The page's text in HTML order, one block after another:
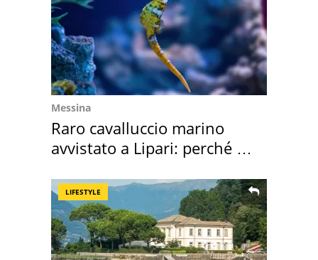
Messina
Raro cavalluccio marino
avvistato a Lipari: perché è
LIFESTYLE